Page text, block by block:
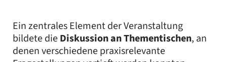
Ein zentrales Element der Veranstaltung
bildete dieDiskussion an Thementischen, an
denen verschiedene praxisrelevante